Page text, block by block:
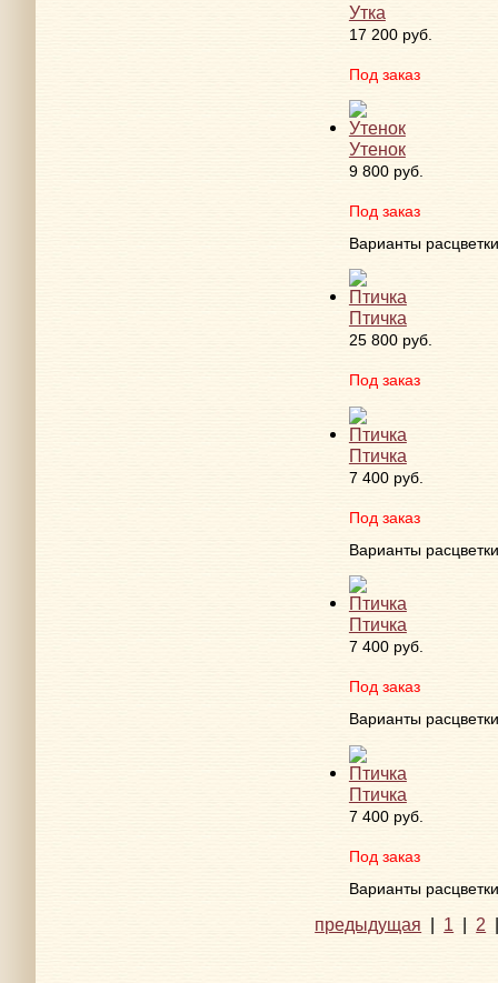
Утка
17 200 руб.
Под заказ
Утенок
9 800 руб.
Под заказ
Варианты расцветки
Птичка
25 800 руб.
Под заказ
Птичка
7 400 руб.
Под заказ
Варианты расцветки
Птичка
7 400 руб.
Под заказ
Варианты расцветки
Птичка
7 400 руб.
Под заказ
Варианты расцветки
предыдущая | 1 | 2